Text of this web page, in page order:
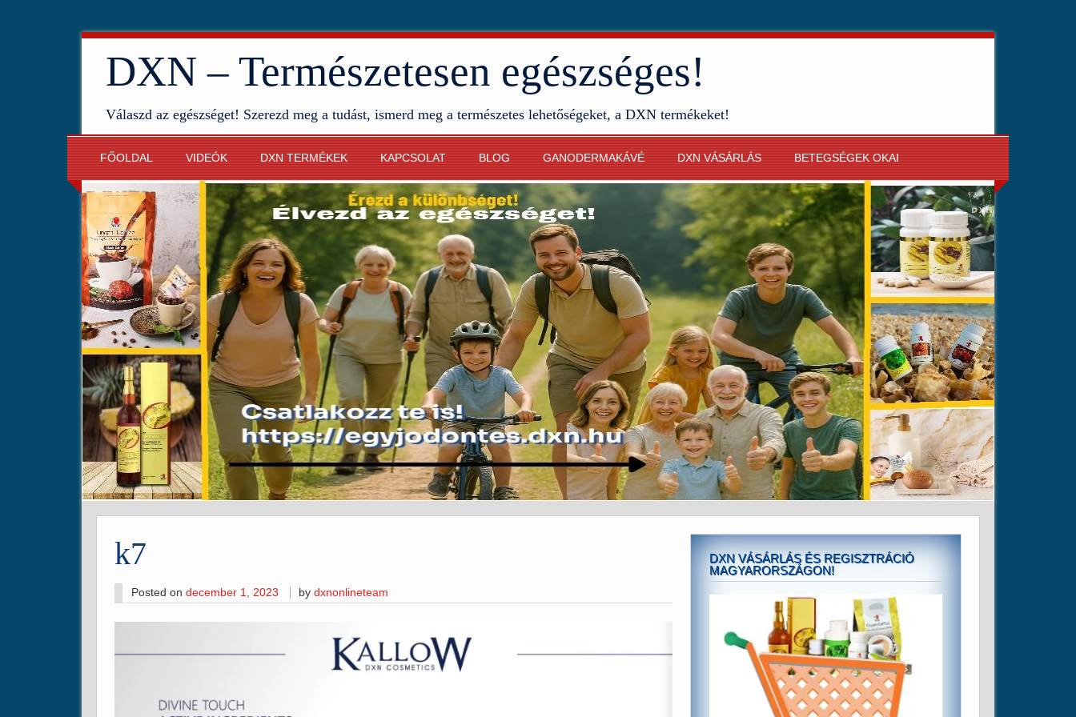
DXN – Természetesen egészséges!
Válaszd az egészséget! Szerezd meg a tudást, ismerd meg a természetes lehetőségeket, a DXN termékeket!
FŐOLDAL VIDEÓK DXN TERMÉKEK KAPCSOLAT BLOG GANODERMAKÁVÉ DXN VÁSÁRLÁS BETEGSÉGEK OKAI
k7
Posted on december 1, 2023 bydxnonlineteam
DXN VÁSÁRLÁS ÉS REGISZTRÁCIÓ
MAGYARORSZÁGON!